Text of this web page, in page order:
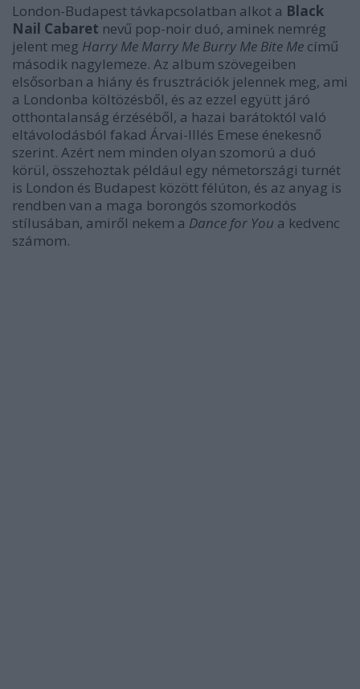
London-Budapest távkapcsolatban alkot a Black
Nail Cabaret nevű pop-noir duó, aminek nemrég
jelent meg Harry Me Marry Me Burry Me Bite Me című
második nagylemeze. Az album szövegeiben
elsősorban a hiány és frusztrációk jelennek meg, ami
a Londonba költözésből, és az ezzel együtt járó
otthontalanság érzéséből, a hazai barátoktól való
eltávolodásból fakad Árvai-Illés Emese énekesnő
szerint. Azért nem minden olyan szomorú a duó
körül, összehoztak például egy németországi turnét
is London és Budapest között félúton, és az anyag is
rendben van a maga borongós szomorkodós
stílusában, amiről nekem a Dance for You a kedvenc
számom.